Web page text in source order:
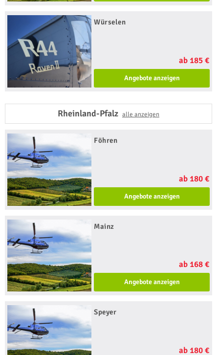
Würselen
ab 185 €
Angebote anzeigen
Rheinland-Pfalz alle anzeigen
Föhren
ab 180 €
Angebote anzeigen
Mainz
ab 168 €
Angebote anzeigen
Speyer
ab 180 €